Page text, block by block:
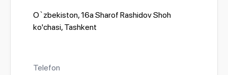
O`zbekiston, 16а Sharof Rashidov Shoh
ko'chasi, Tashkent
Telefon